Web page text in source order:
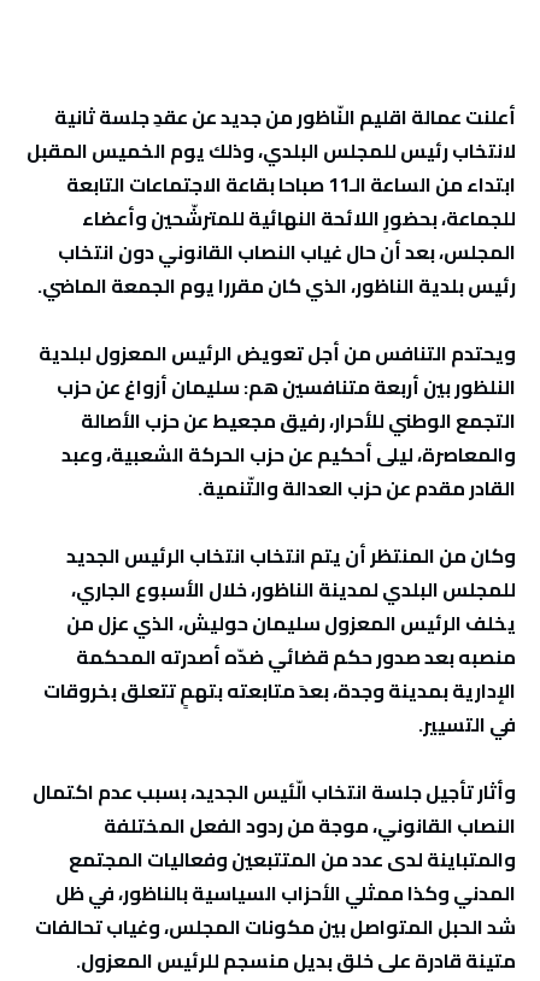
أعلنت عمالة اقليم النّاظور من جديد عن عقدِ جلسة ثانية
لانتخاب رئيس للمجلس البلدي، وذلك يوم الخميس المقبل
ابتداء من الساعة الـ11 صباحا بقاعة الاجتماعات التابعة
للجماعة، بحضورِ اللائحة النهائية للمترشّحين وأعضاء
المجلس، بعد أن حال غياب النصاب القانوني دون انتخاب
رئيس بلدية الناظور، الذي كان مقررا يوم الجمعة الماضي.
ويحتدم التنافس من أجل تعويض الرئيس المعزول لبلدية
النلظور بين أربعة متنافسين هم: سليمان أزواغ عن حزب
التجمع الوطني للأحرار، رفيق مجعيط عن حزب الأصالة
والمعاصرة، ليلى أحكيم عن حزب الحركة الشعبية، وعبد
القادر مقدم عن حزب العدالة والتّنمية.
وكان من المنتظر أن يتم انتخاب انتخاب الرئيس الجديد
للمجلس البلدي لمدينة الناظور، خلال الأسبوع الجاري،
يخلف الرئيس المعزول سليمان حوليش، الذي عزل من
منصبه بعد صدور حكم قضائي ضدّه أصدرته المحكمة
الإدارية بمدينة وجدة، بعدَ متابعته بتهمٍ تتعلق بخروقات
في التسيير.
وأثار تأجيل جلسة انتخاب الّئيس الجديد، بسبب عدم اكتمال
النصاب القانوني، موجة من ردود الفعل المختلفة
والمتباينة لدى عدد من المتتبعين وفعاليات المجتمع
المدني وكذا ممثلي الأحزاب السياسية بالناظور، في ظل
شد الحبل المتواصل بين مكونات المجلس، وغياب تحالفات
متينة قادرة على خلق بديل منسجم للرئيس المعزول.